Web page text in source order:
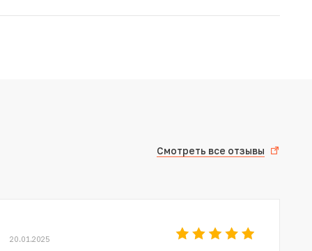
Смотреть все отзывы
20.01.2025